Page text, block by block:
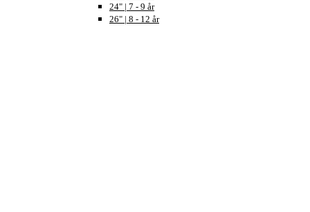
24" | 7 - 9 år
26" | 8 - 12 år